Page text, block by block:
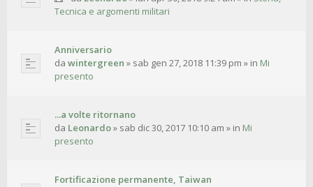
Tecnica e argomenti militari
Anniversario
da wintergreen » sab gen 27, 2018 11:39 pm » in Mi
presento
...a volte ritornano
da Leonardo» sab dic 30, 2017 10:10 am » in Mi
presento
Fortificazione permanente, Taiwan